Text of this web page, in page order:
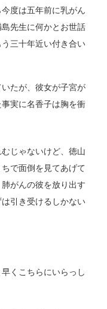
度は五年前に乳がん
先生に何かとお世話
三十年近い付き合い
たが、彼女が子宮が
実に名香子は胸を衝
じゃないけど、徳山
で面倒を見てあげて
がんの彼を放り出す
引き受けるしかない
くこちらにいらっし